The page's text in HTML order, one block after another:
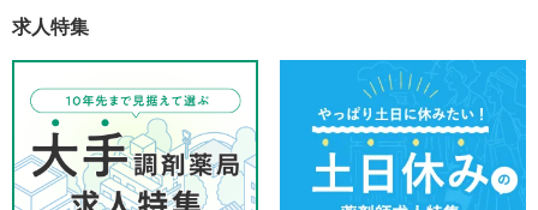
求人特集